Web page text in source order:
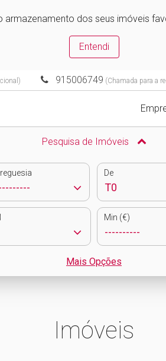
armazenamento dos seus imóveis
Entendi
915006749 (Chamada para a
Pesquisa de Imóveis
De
Min (€)
Mais Opções
Imóveis